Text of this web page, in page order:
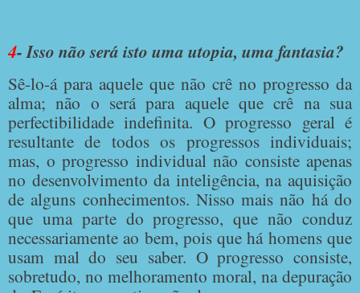
4- Isso não será isto uma utopia, uma fantasia?
Sê-lo-á para aquele que não crê no progresso da
alma; não o será para aquele que crê na sua
perfectibilidade indefinita. O progresso geral é
resultante de todos os progressos individuais;
mas, o progresso individual não consiste apenas
no desenvolvimento da inteligência, na aquisição
de alguns conhecimentos. Nisso mais não há do
que uma parte do progresso, que não conduz
necessariamente ao bem, pois que há homens que
usam mal do seu saber. O progresso consiste,
sobretudo, no melhoramento moral, na depuração